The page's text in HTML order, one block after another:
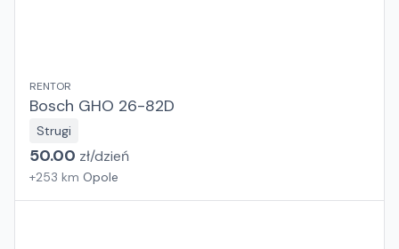
RENTOR
Bosch GHO 26-82D
Strugi
50.00 zł/dzień
+253 km Opole